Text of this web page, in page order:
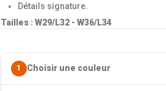
Détails signature.
Tailles : W29/L32 - W36/L34
1 Choisir une couleur